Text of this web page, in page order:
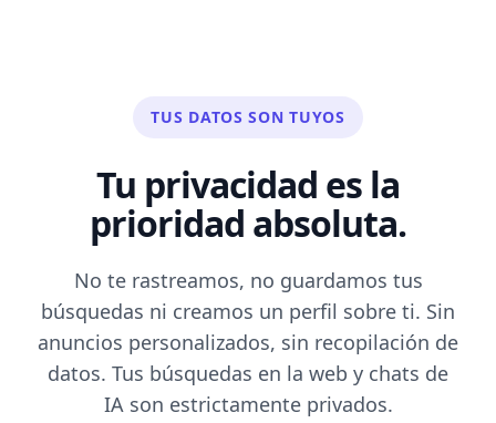
TUS DATOS SON TUYOS
Tu privacidad es la
prioridad absoluta.
No te rastreamos, no guardamos tus
búsquedas ni creamos un perfil sobre ti. Sin
anuncios personalizados, sin recopilación de
datos. Tus búsquedas en la web y chats de
IA son estrictamente privados.